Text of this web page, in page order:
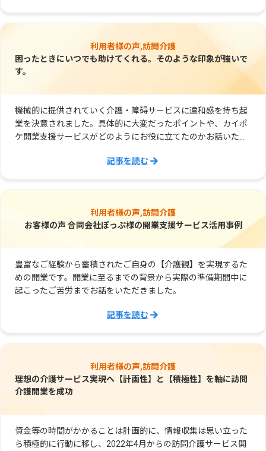
利用者様の声,訪問介護
困ったときにいつでも助けてくれる。そのような印象が強いで
す。
機械的に提供されていく介護・障碍サービスに違和感を持ち起
業を決意されました。具体的に大変だったポイントや、カイポ
ケ開業支援サービスがどのようにお役に立てたのかお話いただ
記事を読む
利用者様の声,訪問介護
お客様の声 合同会社ぽっぷ様の開業支援サービス活用事例
豊富なご経験から蓄積されたご自身の【介護観】を実現するた
めの開業です。開業に至るまでの背景から実際の準備期間中に
起こったご苦労までお話をいただきました。
記事を読む
利用者様の声,訪問介護
理想の介護サービス実現へ【計画性】と【積極性】を軸に訪問
介護開業を成功
資金等の時間がかかることは計画的に、情報収集は思い立った
ら積極的に行動に移し、2022年4月からの訪問介護サービス開